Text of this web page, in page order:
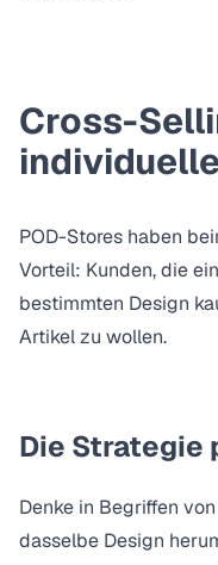
Cross-
POD-Stores haben
Vorteil: Kunden, die
bestimmten Design
Artikel zu wollen.
Die Strategie
Denke in Begriffen
dasselbe Design